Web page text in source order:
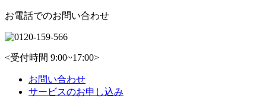
お電話でのお問い合わせ
<受付時間 9:00~17:00>
お問い合わせ
サービスのお申し込み